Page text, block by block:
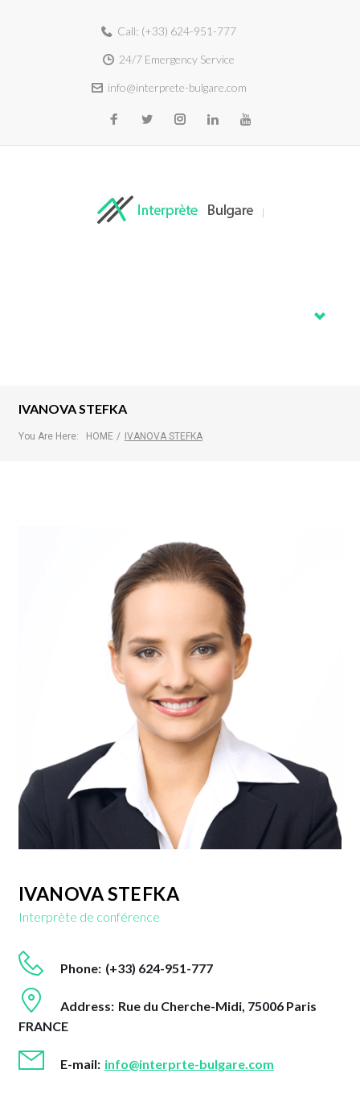
Call: (+33) 624-951-777
24/7 Emergency Service
info@interprete-bulgare.com
IVANOVA STEFKA
You Are Here: HOME / IVANOVA STEFKA
IVANOVA STEFKA
Interprète de conférence
Phone: (+33) 624-951-777
Address: Rue du Cherche-Midi, 75006 Paris
FRANCE
E-mail: info@interprte-bulgare.com